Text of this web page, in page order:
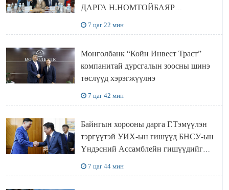
ДАРГА Н.НОМТОЙБАЯР
7 цаг 22 мин
Монголбанк “Койн Инвест Траст”
компанитай дурсгалын зоосны шинэ
төслүүд хэрэгжүүлнэ
7 цаг 42 мин
Байнгын хорооны дарга Г.Тэмүүлэн
тэргүүтэй УИХ-ын гишүүд БНСУ-ын
Үндэсний Ассамблейн гишүүдийг
7 цаг 44 мин